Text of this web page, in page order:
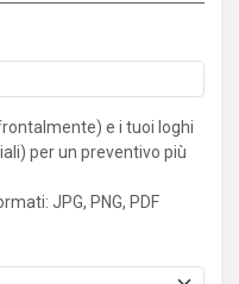
e i tuoi loghi
per un preventivo più
JPG, PNG, PDF